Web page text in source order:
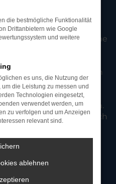
die ihr altes
um ein neues zu
Auto als Teilzahlung
Dies bietet zahlreiche
bequeme und
Fahrzeug
den Verkauf kümmern
der Wert des alten
oft als
genutzt werden.
neuen Autos erheblich
Wenn Sie sich also für
interessieren,
Ihres alten
zu ziehen.
die bestmögliche Funktionalität
Drittanbietern wie Google
und weitere
es uns, die Nutzung der
die Leistung zu messen und
Technologien eingesetzt,
verwendet werden, um
zu verfolgen und um Anzeigen
relevant sind.
ablehnen